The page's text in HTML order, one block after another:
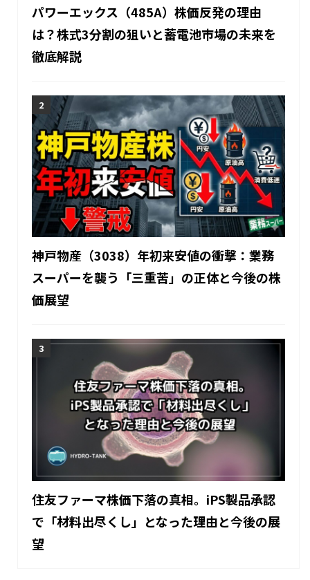
パワーエックス（485A）株価反発の理由
は？株式3分割の狙いと蓄電池市場の未来を
徹底解説
神戸物産（3038）年初来安値の衝撃：業務
スーパーを襲う「三重苦」の正体と今後の株
価展望
住友ファーマ株価下落の真相。iPS製品承認
で「材料出尽くし」となった理由と今後の展
望